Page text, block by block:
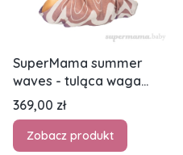
SuperMama summer
waves - tuląca waga
niemowlęca
Cena
369,00 zł
Zobacz produkt